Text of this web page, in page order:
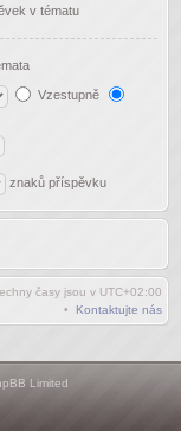
v tématu
Vzestupně
znaků příspěvku
časy jsou v UTC+02:00
• Kontaktujte nás
Limited